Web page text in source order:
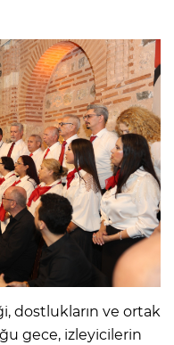
dostlukların ve ortak
gece, izleyicilerin